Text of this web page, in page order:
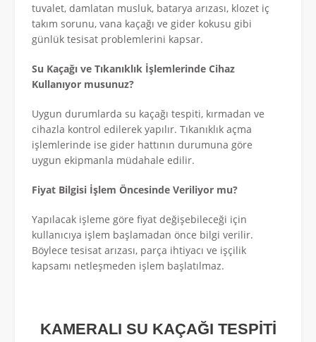
tuvalet, damlatan musluk, batarya arızası, klozet iç
takım sorunu, vana kaçağı ve gider kokusu gibi
günlük tesisat problemlerini kapsar.
Su Kaçağı ve Tıkanıklık İşlemlerinde Cihaz
Kullanıyor musunuz?
Uygun durumlarda su kaçağı tespiti, kırmadan ve
cihazla kontrol edilerek yapılır. Tıkanıklık açma
işlemlerinde ise gider hattının durumuna göre
uygun ekipmanla müdahale edilir.
Fiyat Bilgisi İşlem Öncesinde Veriliyor mu?
Yapılacak işleme göre fiyat değişebileceği için
kullanıcıya işlem başlamadan önce bilgi verilir.
Böylece tesisat arızası, parça ihtiyacı ve işçilik
kapsamı netleşmeden işlem başlatılmaz.
KAMERALI SU KAÇAĞI TESPİTİ